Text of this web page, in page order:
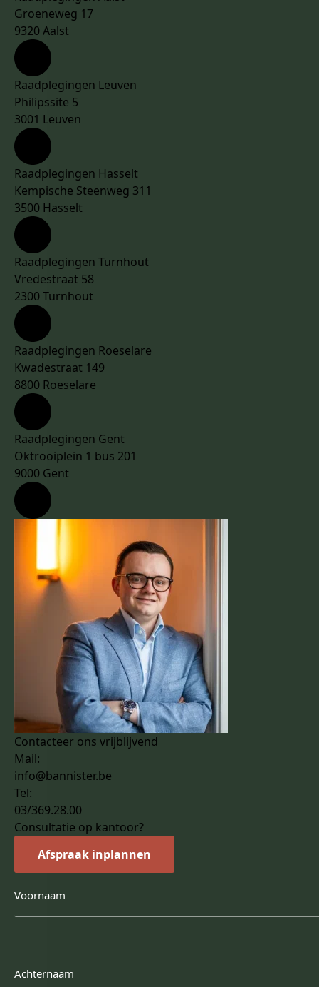
Groeneweg 17
9320 Aalst
Raadplegingen Leuven
Philipssite 5
3001 Leuven
Raadplegingen Hasselt
Kempische Steenweg 311
3500 Hasselt
Raadplegingen Turnhout
Vredestraat 58
2300 Turnhout
Raadplegingen Roeselare
Kwadestraat 149
8800 Roeselare
Raadplegingen Gent
Oktrooiplein 1 bus 201
9000 Gent
Contacteer ons vrijblijvend
Mail:
info@bannister.be
Tel:
03/369.28.00
Consultatie op kantoor?
Afspraak inplannen